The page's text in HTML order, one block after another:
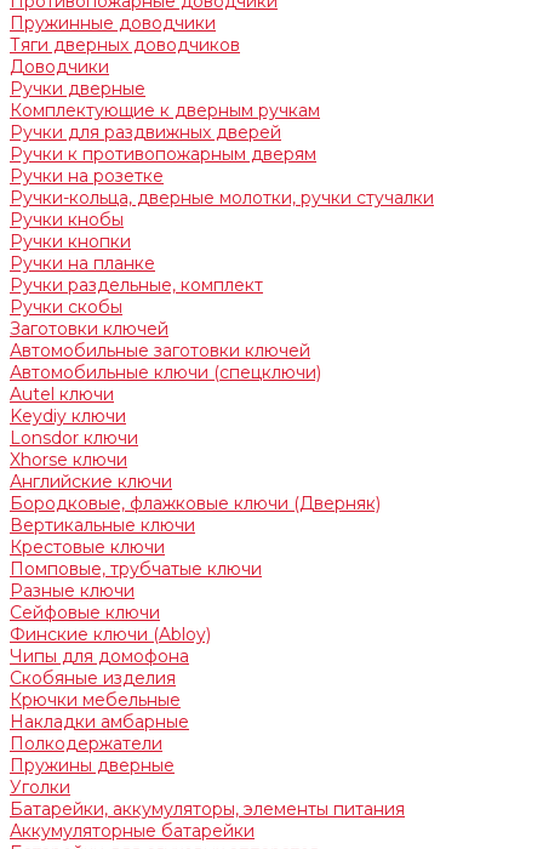
Пружинные доводчики
Тяги дверных доводчиков
Доводчики
Ручки дверные
Комплектующие к дверным ручкам
Ручки для раздвижных дверей
Ручки к противопожарным дверям
Ручки на розетке
Ручки-кольца, дверные молотки, ручки стучалки
Ручки кнобы
Ручки кнопки
Ручки на планке
Ручки раздельные, комплект
Ручки скобы
Заготовки ключей
Автомобильные заготовки ключей
Автомобильные ключи (спецключи)
Autel ключи
Keydiy ключи
Lonsdor ключи
Xhorse ключи
Английские ключи
Бородковые, флажковые ключи (Дверняк)
Вертикальные ключи
Крестовые ключи
Помповые, трубчатые ключи
Разные ключи
Сейфовые ключи
Финские ключи (Abloy)
Чипы для домофона
Скобяные изделия
Крючки мебельные
Накладки амбарные
Полкодержатели
Пружины дверные
Уголки
Батарейки, аккумуляторы, элементы питания
Аккумуляторные батарейки